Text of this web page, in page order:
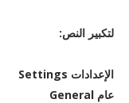
لتكبير النص:
الإعدادات Settings
عام General